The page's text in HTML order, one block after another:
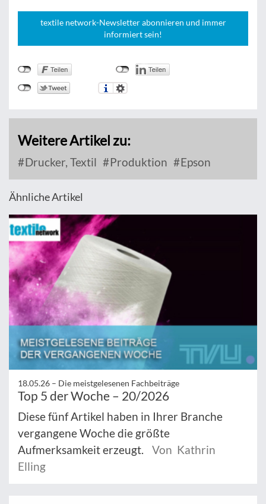
textile network-Newsletter abonnieren und immer
informiert sein!
Weitere Artikel zu:
Drucker, Textil Produktion Epson
Ähnliche Artikel
18.05.26 – Die meistgelesenen Fachbeiträge
Top 5 der Woche – 20/2026
Diese fünf Artikel haben in Ihrer Branche
vergangene Woche die größte
Aufmerksamkeit erzeugt.
Von Kathrin
Elling